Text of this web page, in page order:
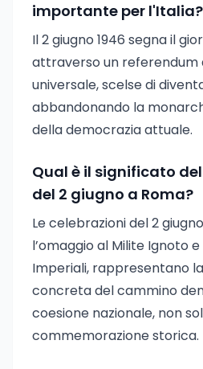
importante per l'Italia?
Il 2 giugno 1946 segna il
attraverso un referendum
universale, scelse di
abbandonando la
della democrazia attuale.
Qual è il significato
del 2 giugno a Roma?
Le celebrazioni del 2
l’omaggio al Milite Ignoto
Imperiali, rappresentano
concreta del cammino
coesione nazionale, non
commemorazione storica.